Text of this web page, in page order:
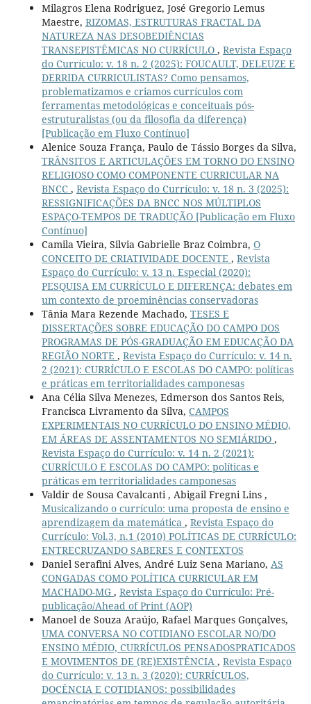
Milagros Elena Rodriguez, José Gregorio Lemus
Maestre, RIZOMAS, ESTRUTURAS FRACTAL DA
NATUREZA NAS DESOBEDIÊNCIAS
TRANSEPISTÊMICAS NO CURRÍCULO , Revista Espaço
do Currículo: v. 18 n. 2 (2025): FOUCAULT, DELEUZE E
DERRIDA CURRICULISTAS? Como pensamos,
problematizamos e criamos currículos com
ferramentas metodológicas e conceituais pós-
estruturalistas (ou da filosofia da diferença)
[Publicação em Fluxo Contínuo]
Alenice Souza França, Paulo de Tássio Borges da Silva,
TRÂNSITOS E ARTICULAÇÕES EM TORNO DO ENSINO
RELIGIOSO COMO COMPONENTE CURRICULAR NA
BNCC , Revista Espaço do Currículo: v. 18 n. 3 (2025):
RESSIGNIFICAÇÕES DA BNCC NOS MÚLTIPLOS
ESPAÇO-TEMPOS DE TRADUÇÃO [Publicação em Fluxo
Contínuo]
Camila Vieira, Silvia Gabrielle Braz Coimbra, O
CONCEITO DE CRIATIVIDADE DOCENTE , Revista
Espaço do Currículo: v. 13 n. Especial (2020):
PESQUISA EM CURRÍCULO E DIFERENÇA: debates em
um contexto de proeminências conservadoras
Tânia Mara Rezende Machado, TESES E
DISSERTAÇÕES SOBRE EDUCAÇÃO DO CAMPO DOS
PROGRAMAS DE PÓS-GRADUAÇÃO EM EDUCAÇÃO DA
REGIÃO NORTE , Revista Espaço do Currículo: v. 14 n.
2 (2021): CURRÍCULO E ESCOLAS DO CAMPO: políticas
e práticas em territorialidades camponesas
Ana Célia Silva Menezes, Edmerson dos Santos Reis,
Francisca Livramento da Silva, CAMPOS
EXPERIMENTAIS NO CURRÍCULO DO ENSINO MÉDIO,
EM ÁREAS DE ASSENTAMENTOS NO SEMIÁRIDO ,
Revista Espaço do Currículo: v. 14 n. 2 (2021):
CURRÍCULO E ESCOLAS DO CAMPO: políticas e
práticas em territorialidades camponesas
Valdir de Sousa Cavalcanti , Abigail Fregni Lins ,
Musicalizando o currículo: uma proposta de ensino e
aprendizagem da matemática , Revista Espaço do
Currículo: Vol.3, n.1 (2010) POLÍTICAS DE CURRÍCULO:
ENTRECRUZANDO SABERES E CONTEXTOS
Daniel Serafini Alves, André Luiz Sena Mariano, AS
CONGADAS COMO POLÍTICA CURRICULAR EM
MACHADO-MG , Revista Espaço do Currículo: Pré-
publicação/Ahead of Print (AOP)
Manoel de Souza Araújo, Rafael Marques Gonçalves,
UMA CONVERSA NO COTIDIANO ESCOLAR NO/DO
ENSINO MÉDIO, CURRÍCULOS PENSADOSPRATICADOS
E MOVIMENTOS DE (RE)EXISTÊNCIA , Revista Espaço
do Currículo: v. 13 n. 3 (2020): CURRÍCULOS,
DOCÊNCIA E COTIDIANOS: possibilidades